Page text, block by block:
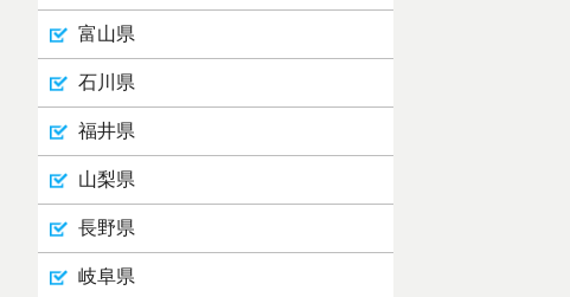
富山県
石川県
福井県
山梨県
長野県
岐阜県